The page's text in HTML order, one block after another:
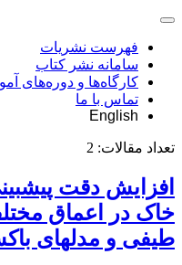
فهرست نشریات
سامانه نشر کتاب
کارگاه‌ها و دوره‌های
تماس با ما
English
تعداد مقالات: 2
خاک در اعماق مختلف
طیفی و مدل‎های باکس-جنکینز